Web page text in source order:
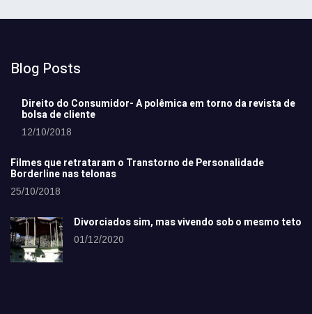
Blog Posts
Direito do Consumidor- A polêmica em torno da revista de
bolsa de cliente
12/10/2018
Filmes que retrataram o Transtorno de Personalidade
Borderline nas telonas
25/10/2018
Divorciados sim, mas vivendo sob o mesmo teto
01/12/2020